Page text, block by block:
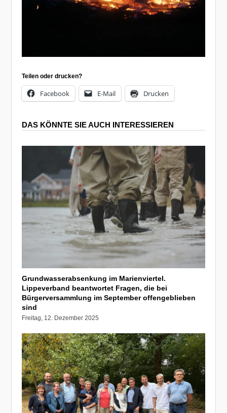
Teilen oder drucken?
Facebook E-Mail Drucken
DAS KÖNNTE SIE AUCH INTERESSIEREN
Grundwasserabsenkung im Marienviertel.
Lippeverband beantwortet Fragen, die bei
Bürgerversammlung im September offengeblieben
sind
Freitag, 12. Dezember 2025